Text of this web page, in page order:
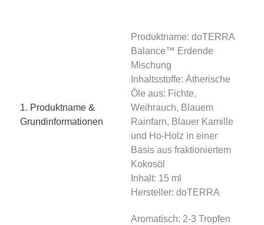
1. Produktname &
Grundinformationen
Produktname: doTERRA
Balance™ Erdende
Mischung
Inhaltsstoffe: Ätherische
Öle aus: Fichte,
Weihrauch, Blauem
Rainfarn, Blauer Kamille
und Ho-Holz in einer
Basis aus fraktioniertem
Kokosöl
Inhalt: 15 ml
Hersteller: doTERRA
Aromatisch: 2-3 Tropfen